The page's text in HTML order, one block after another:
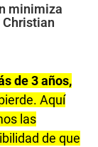
minimiza
Christian
de 3 años,
Aquí
las
de que